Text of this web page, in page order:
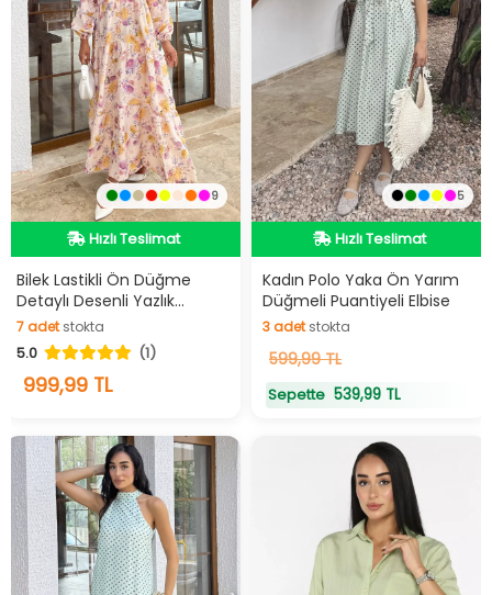
9
Hızlı Teslimat
Videolu Ürün
Hızlı Teslimat
Bilek Lastikli Ön Düğme
Detaylı Desenli Yazlık
Tesettür Elbise
7adetstokta
7adetstokta
5.0 (1)
999,99 TL
5
Hızlı Teslimat
Videolu Ürün
Hızlı Teslimat
Kadın Polo Yaka Ön Yarım
Düğmeli Puantiyeli Elbise
3adetstokta
3adetstokta
599,99 TL
Sepette 539,99 TL